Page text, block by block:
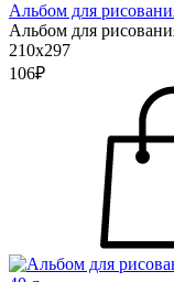
Альбом для
Альбом для
210х297
106₽